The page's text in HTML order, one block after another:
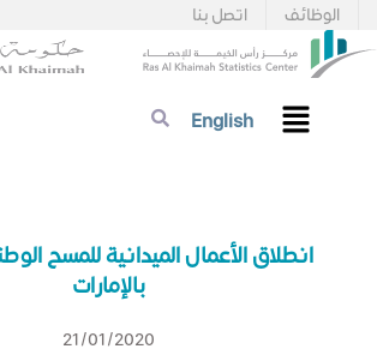
اتصل بنا الوظائف
English
انطلاق الأعمال الميدانية للمسح
بالإمارات
21/01/2020